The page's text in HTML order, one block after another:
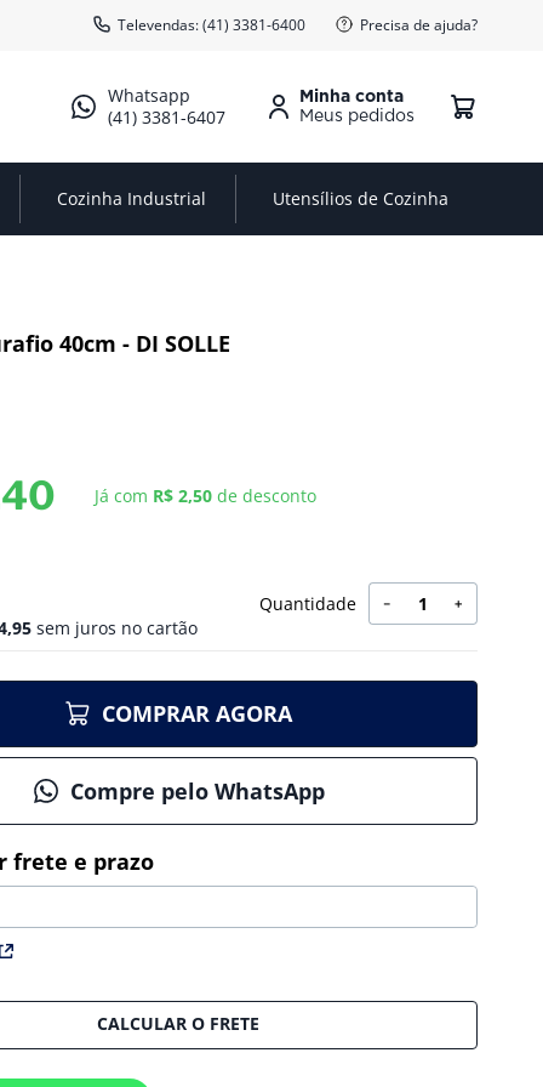
Televendas: (41) 3381-6400 Precisa de ajuda?
(41) 3381-6407
Minha conta
Cozinha Industrial Utensílios de Cozinha
40cm - DI SOLLE
40 Já com R$ 2,50de desconto
,95sem juros no cartão
Quantidade ＋
－
COMPRAR AGORA
Compre pelo WhatsApp
CALCULAR O FRETE